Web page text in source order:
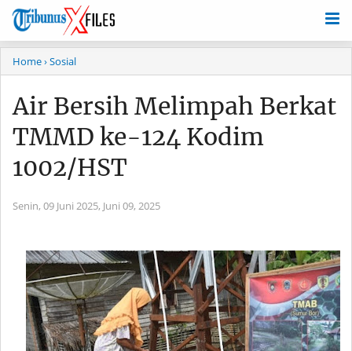
Home› Sosial
Air Bersih Melimpah Berkat
TMMD ke-124 Kodim
1002/HST
Senin, 09 Juni 2025, Juni 09, 2025